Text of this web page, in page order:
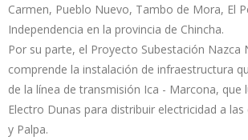
Carmen, Pueblo Nuevo, Tambo de Mora, El
Independencia en la provincia de Chincha.
Por su parte, el Proyecto Subestación Nazca
comprende la instalación de infraestructura
de la línea de transmisión Ica - Marcona, que
Electro Dunas para distribuir electricidad a
y Palpa.